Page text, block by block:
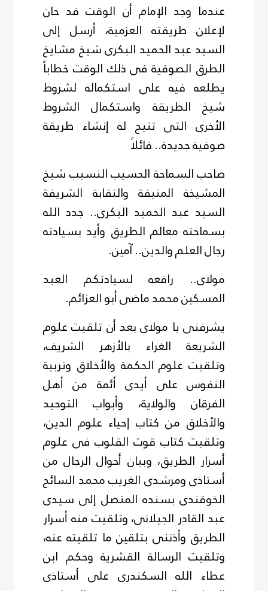
عندما وجد الإمام أن الوقت قد حان
لإعلان طريقته العزمية، أرسل إلى
السيد عبد الحميد البكرى شيخ مشايخ
الطرق الصوفية فى ذلك الوقت خطاباً
يطلعه فيه على استكماله لشروط
شيخ الطريقة واستكمال الشروط
الأخرى التى تتيح له إنشاء طريقة
صوفية جديدة.. قائلاً
صاحب السماحة الحسيب النسيب شيخ
المشيخة المنيفة والنقابة الشريفة
السيد عبد الحميد البكرى.. جدد الله
بسماحته معالم الطريق وأيد بسيادته
رجال العلم والدين.. آمين.
مولاى.. رافعه لسيادتكم العبد
المسكين محمد ماضى أبو العزائم.
يشرفنى يا مولاى بعد أن تلقيت علوم
الشريعة الغراء بالأزهر الشريف،
وتلقيت علوم الحكمة والأخلاق وتربية
النفوس على أيدى أئمة من أهل
الفرقان والولاية، وأبواب التوحيد
والأخلاق من كتاب إحياء علوم الدين،
وتلقيت كتاب قوت القلوب فى علوم
أسرار الطريق، وبيان أحوال الرجال من
أستاذى ومرشدى الغريب محمد السائح
الخوقندى بسنده المتصل إلى سيدى
عبد القادر الجيلانى، وتلقيت منه أسرار
الطريق وأذننى بتلقين ما تلقيته عنه،
وتلقيت الرسالة القشرية وحكم ابن
عطاء الله السكندرى على أستاذى